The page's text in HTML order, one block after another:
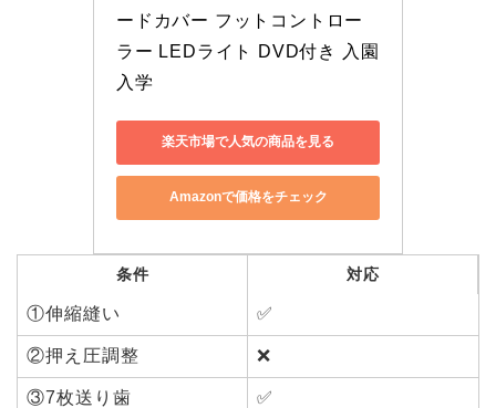
ードカバー フットコントロー
ラー LEDライト DVD付き 入園
入学
楽天市場で人気の商品を見る
Amazonで価格をチェック
条件 対応
①伸縮縫い ✅
②押え圧調整 ❌
③7枚送り歯 ✅